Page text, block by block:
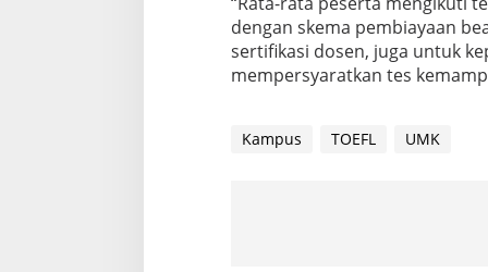
dengan skema pembiayaan
sertifikasi dosen, juga untuk
mempersyaratkan tes
Kampus TOEFL UMK